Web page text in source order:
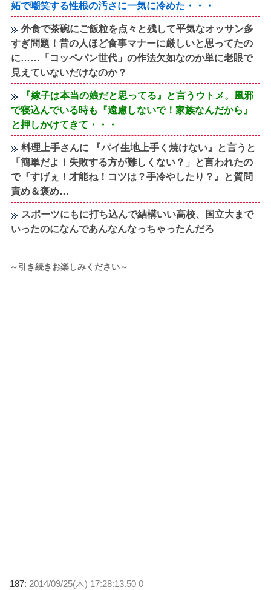
妬で嘲笑する性根の汚さに一気に冷めた・・・
外食で茶碗にご飯粒を点々と残して平気なオッサン多
すぎ問題！昔の人ほど食事マナーに厳しいと思ってたの
に……「コッペパン世代」の作法欠如なのか単に老眼で
見えていないだけなのか？
『嫁子は本当の娘だと思ってる』と言うウトメ。風邪
で寝込んでいる時も『遠慮しないで！家族なんだから』
と押しかけてきて・・・
料理上手さんに 『パイ生地上手く焼けない』と言うと
「簡単だよ！失敗する方が難しくない？」と言われたの
で『すげぇ！才能ね！コツは？手冷やしたり？』と質問
責め＆褒め…
スポーツにもに打ち込んで結構いい高校、国立大まで
いったのになんであんなんなっちゃったんだろ
～引き続きお楽しみください～
187: 2014/09/25(木) 17:28:13.50 0